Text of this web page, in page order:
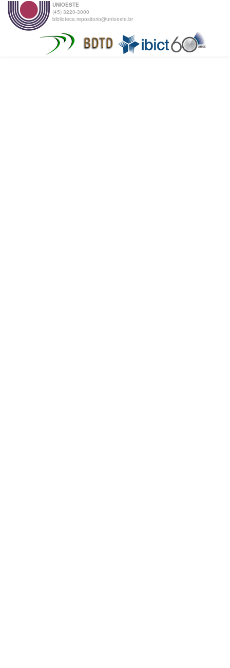
UNIOESTE
(45) 3220-3000
biblioteca.repositorio@unioeste.br